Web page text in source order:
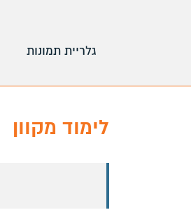
גלריית תמונות
לימוד מקוון